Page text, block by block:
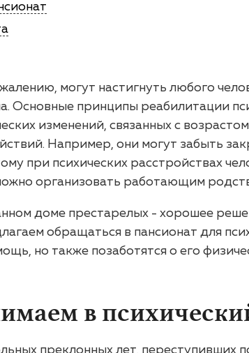
могут настигнуть любого
Основные принципы реабилитации
изменений, связанных с
Например, они могут забыть
при психических расстройствах
организовать работающим
доме престарелых - хорошее
обращаться в пансионат для
но также позаботятся о его
в
преклонных лет, переступивших